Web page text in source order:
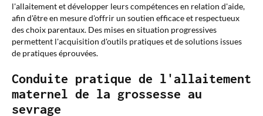
l'allaitement et développer leurs compétences en relation d'aide,
afin d'être en mesure d'offrir un soutien efficace et respectueux
des choix parentaux. Des mises en situation progressives
permettent l'acquisition d'outils pratiques et de solutions issues
de pratiques éprouvées.
Conduite pratique de l'allaitement
maternel de la grossesse au
sevrage